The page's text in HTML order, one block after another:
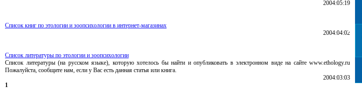
2004:05:19
Список книг по этологии и зоопсихологии в интернет-магазинах
2004:04:02
Список литературы по этологии и зоопсихологии
Список литературы (на русском языке), которую хотелось бы найти и опубликовать в электронном виде на сайте www.ethology.ru
Пожалуйста, сообщите нам, если у Вас есть данная статья или книга.
2004:03:03
1